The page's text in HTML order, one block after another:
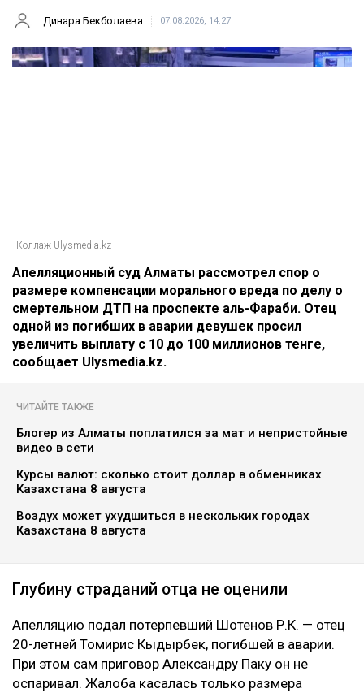
Динара Бекболаева 07.08.2026, 14:27
Коллаж Ulysmedia.kz
Апелляционный суд Алматы рассмотрел спор о
размере компенсации морального вреда по делу о
смертельном ДТП на проспекте аль-Фараби. Отец
одной из погибших в аварии девушек просил
увеличить выплату с 10 до 100 миллионов тенге,
сообщает Ulysmedia.kz.
ЧИТАЙТЕ ТАКЖЕ
Блогер из Алматы поплатился за мат и непристойные
видео в сети
Курсы валют: сколько стоит доллар в обменниках
Казахстана 8 августа
Воздух может ухудшиться в нескольких городах
Казахстана 8 августа
Глубину страданий отца не оценили
Апелляцию подал потерпевший Шотенов Р.К. — отец
20-летней Томирис Кыдырбек, погибшей в аварии.
При этом сам приговор Александру Паку он не
оспаривал. Жалоба касалась только размера